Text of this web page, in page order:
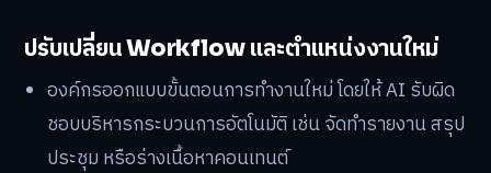
AI ในปี 2026 ไม่ได้จำกัดบทบาทแค่การตอบคำถามหรือ
อำนวยความสะดวกเท่านั้น แต่เริ่มกลายเป็นระบบที่ตั้งเป้า
หมายเอง วิเคราะห์ข้อมูลเชิงลึก และตัดสินใจในสถานการณ์
ที่เปลี่ยนไป ตัวอย่างที่เห็นได้ชัดคือ หุ่นยนต์ฮิวแมนนอยด์ที่